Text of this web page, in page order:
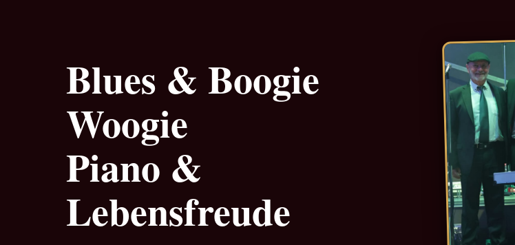
Blues & Boogie
Woogie
Piano &
Lebensfreude